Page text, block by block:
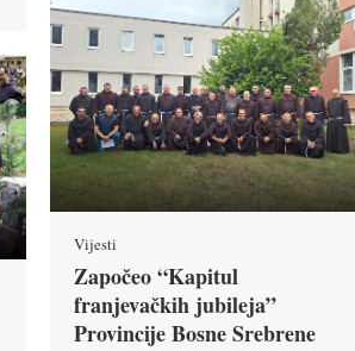
Vijesti
Započeo “Kapitul
franjevačkih jubileja”
Provincije Bosne Srebrene